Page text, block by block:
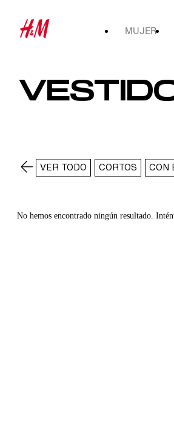
MUJER
VER TODO CORTOS CON
No hemos encontrado ningún resultado.